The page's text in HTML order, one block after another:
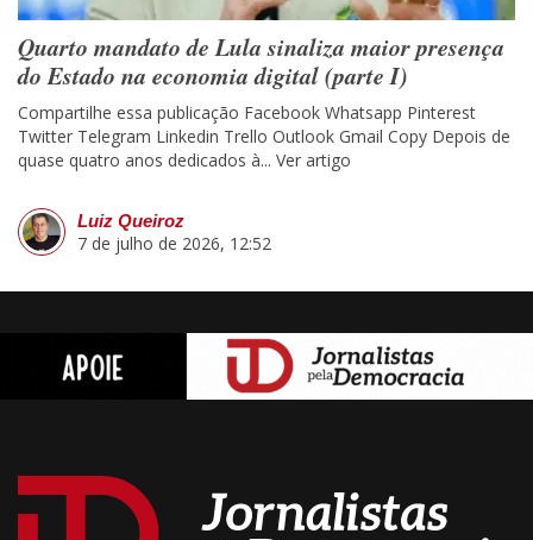
Quarto mandato de Lula sinaliza maior presença
do Estado na economia digital (parte I)
Compartilhe essa publicação Facebook Whatsapp Pinterest
Twitter Telegram Linkedin Trello Outlook Gmail Copy Depois de
quase quatro anos dedicados à... Ver artigo
Luiz Queiroz
7 de julho de 2026, 12:52